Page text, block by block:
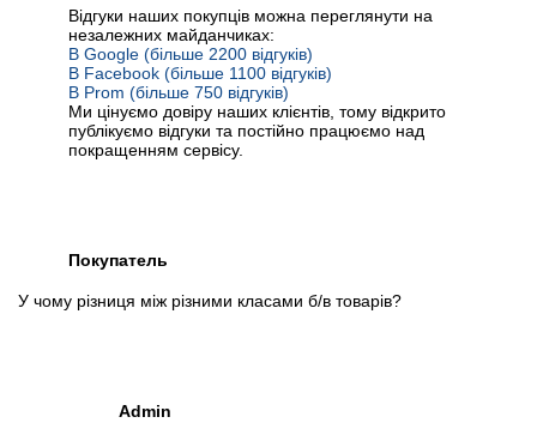
Відгуки наших покупців можна переглянути на
незалежних майданчиках:
В Google (більше 2200 відгуків)
В Facebook (більше 1100 відгуків)
В Prom (більше 750 відгуків)
Ми цінуємо довіру наших клієнтів, тому відкрито
публікуємо відгуки та постійно працюємо над
покращенням сервісу.
Покупатель
У чому різниця між різними класами б/в товарів?
Admin